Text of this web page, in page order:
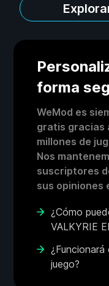
forma
WeMod es
gratis gracias
millones de
Nos
suscriptores
sus opiniones
¿Cómo
VALKYRIE
juego?